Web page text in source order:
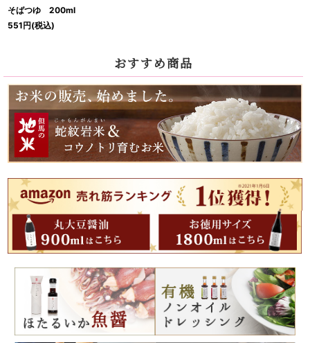
そばつゆ 200ml
551円(税込)
おすすめ商品